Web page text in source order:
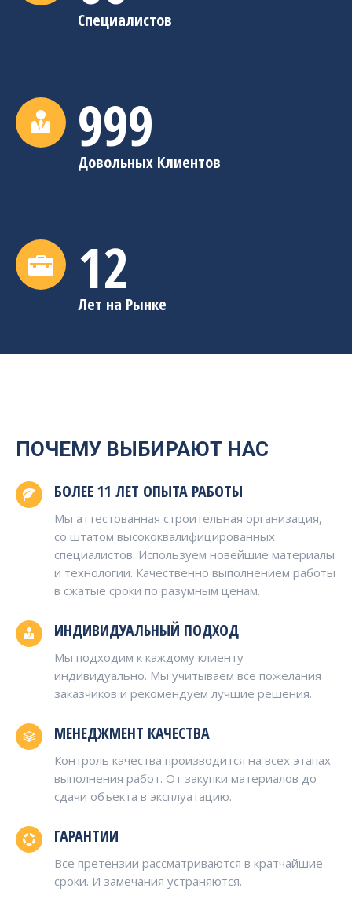
Специалистов
1,000
Довольных Клиентов
12
Лет на Рынке
ПОЧЕМУ ВЫБИРАЮТ НАС
БОЛЕЕ 11 ЛЕТ ОПЫТА РАБОТЫ
Мы аттестованная строительная организация,
со штатом высококвалифицированных
специалистов. Используем новейшие материалы
и технологии. Качественно выполнением работы
в сжатые сроки по разумным ценам.
ИНДИВИДУАЛЬНЫЙ ПОДХОД
Мы подходим к каждому клиенту
индивидуально. Мы учитываем все пожелания
заказчиков и рекомендуем лучшие решения.
МЕНЕДЖМЕНТ КАЧЕСТВА
Контроль качества производится на всех этапах
выполнения работ. От закупки материалов до
сдачи объекта в эксплуатацию.
ГАРАНТИИ
Все претензии рассматриваются в кратчайшие
сроки. И замечания устраняются.